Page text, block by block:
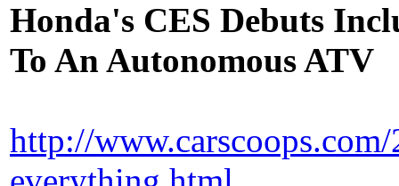
Honda's CES Debuts
To An Autonomous ATV
http://